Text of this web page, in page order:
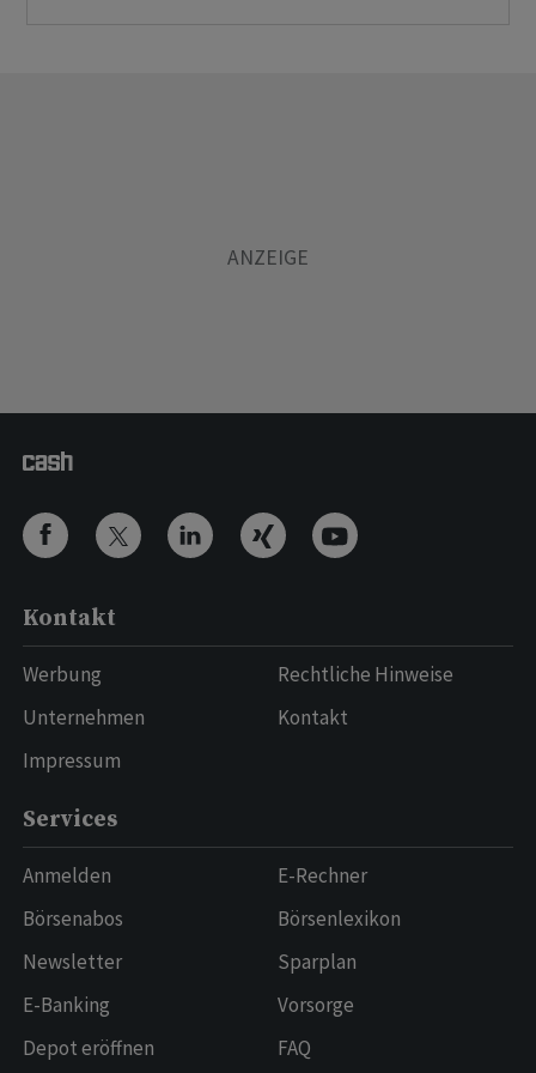
Kontakt
Werbung
Unternehmen
Impressum
Rechtliche Hinweise
Kontakt
Services
Anmelden
Börsenabos
Newsletter
E-Banking
Depot eröffnen
E-Rechner
Börsenlexikon
Sparplan
Vorsorge
FAQ